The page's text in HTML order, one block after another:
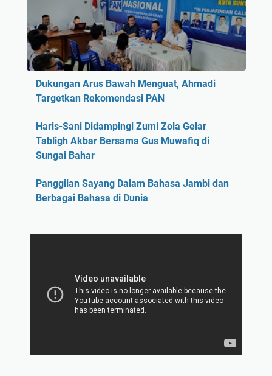
Dukungan Arus Bawah Menguat, Ahmadi
Targetkan Rekomendasi PAN
Haris-Sani Didampingi Zumi Zola Gelar
Tabligh Akbar Bersama Gus Muwafiq di
Sungai Bahar
Panggilan Sayang Dalam Bahasa Jambi dan
Berbagai Bahasa di Dunia